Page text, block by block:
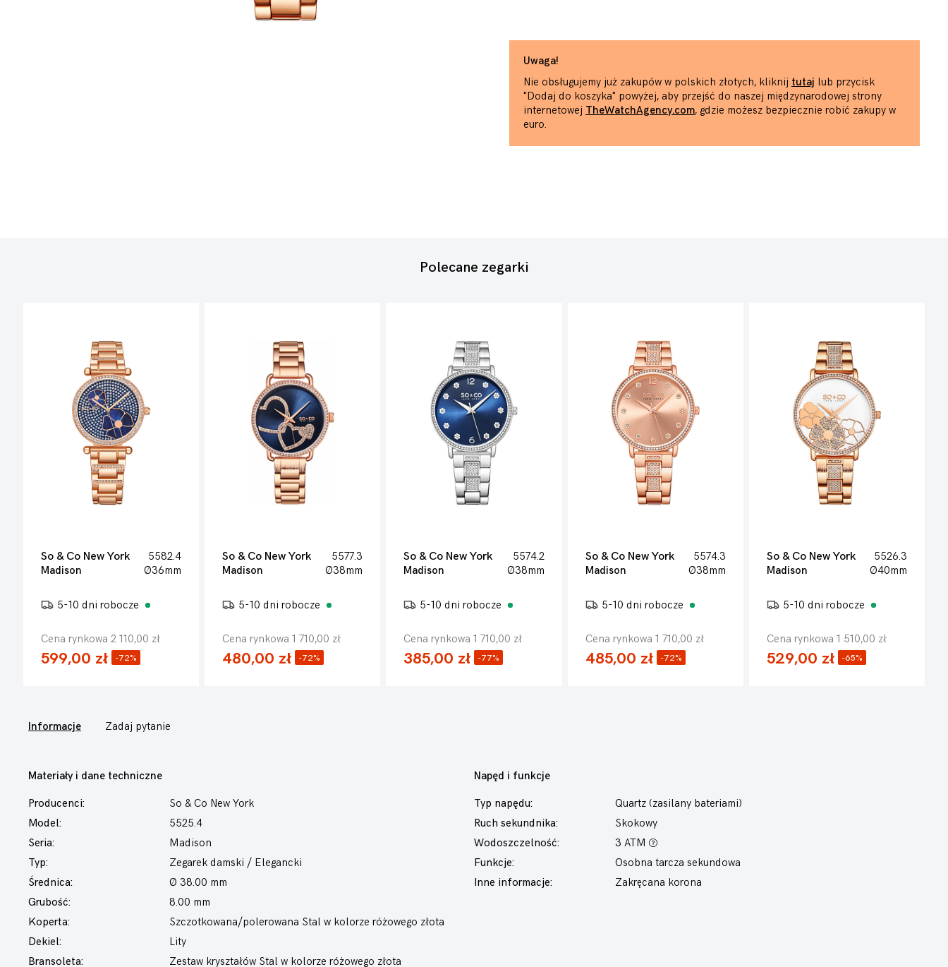
Uwaga!
Nie obsługujemy już zakupów w polskich złotych, kliknij tutaj lub przycisk
"Dodaj do koszyka" powyżej, aby przejść do naszej międzynarodowej strony
internetowej TheWatchAgency.com, gdzie możesz bezpiecznie robić zakupy w
euro.
Polecane zegarki
So & Co New York
5582.4
Madison
Ø36mm
5-10 dni robocze
Cena rynkowa 2 110,00 zł
599,00 zł -72%
So & Co New York
5577.3
Madison
Ø38mm
5-10 dni robocze
Cena rynkowa 1 710,00 zł
480,00 zł -72%
So & Co New York
5574.2
Madison
Ø38mm
5-10 dni robocze
Cena rynkowa 1 710,00 zł
385,00 zł -77%
So & Co New York
5574.3
Madison
Ø38mm
5-10 dni robocze
Cena rynkowa 1 710,00 zł
485,00 zł -72%
So & Co New York
5526.3
Madison
Ø40mm
5-10 dni robocze
Cena rynkowa 1 510,00 zł
529,00 zł -65%
Informacje Zadaj pytanie
Materiały i dane techniczne
Producenci:
So & Co New York
Model:
5525.4
Seria:
Madison
Typ:
Zegarek damski / Elegancki
Średnica:
Ø 38.00 mm
Grubość:
8.00 mm
Koperta:
Szczotkowana/polerowana Stal w kolorze różowego złota
Dekiel:
Lity
Bransoleta:
Zestaw kryształów Stal w kolorze różowego złota
Napęd i funkcje
Typ napędu:
Quartz (zasilany bateriami)
Ruch sekundnika:
Skokowy
Wodoszczelność:
3 ATM
Funkcje:
Osobna tarcza sekundowa
Inne informacje:
Zakręcana korona